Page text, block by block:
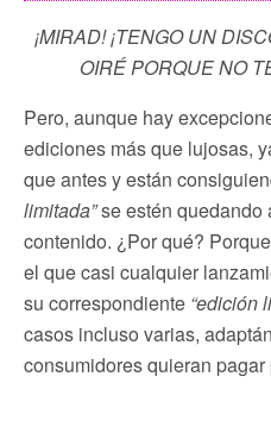
¡MIRAD! ¡TENGO UN
OIRÉ PORQUE NO
Pero, aunque hay
ediciones más que lujosas,
que antes y están
limitada”se estén quedando
contenido. ¿Por qué?
el que casi cualquier
su correspondiente “edición
casos incluso varias,
consumidores quieran